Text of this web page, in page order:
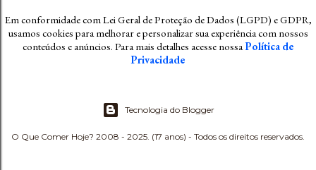
Em conformidade com Lei Geral de Proteção de Dados (LGPD) e GDPR,
usamos cookies para melhorar e personalizar sua experiência com nossos
conteúdos e anúncios. Para mais detalhes acesse nossaPolítica de
Privacidade
Tecnologia do Blogger
O Que Comer Hoje? 2008 - 2025. (17 anos) - Todos os direitos reservados.